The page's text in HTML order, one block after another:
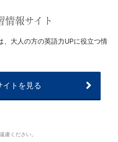
情報サイト
、大人の方の英語力UPに役立つ情
イトを見る
慮ください。